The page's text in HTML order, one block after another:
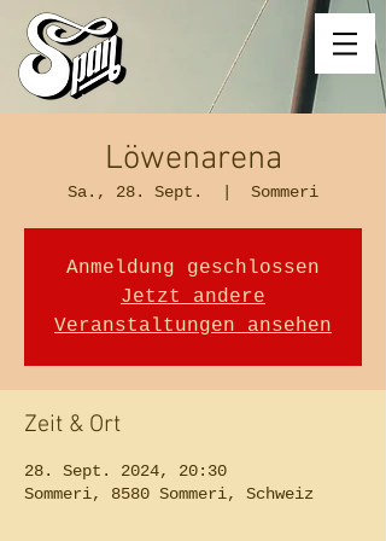
Löwenarena
Sa., 28. Sept. Sommeri
Anmeldung geschlossen
Jetzt andere
Veranstaltungen ansehen
Zeit & Ort
28. Sept. 2024, 20:30
Sommeri, 8580 Sommeri, Schweiz